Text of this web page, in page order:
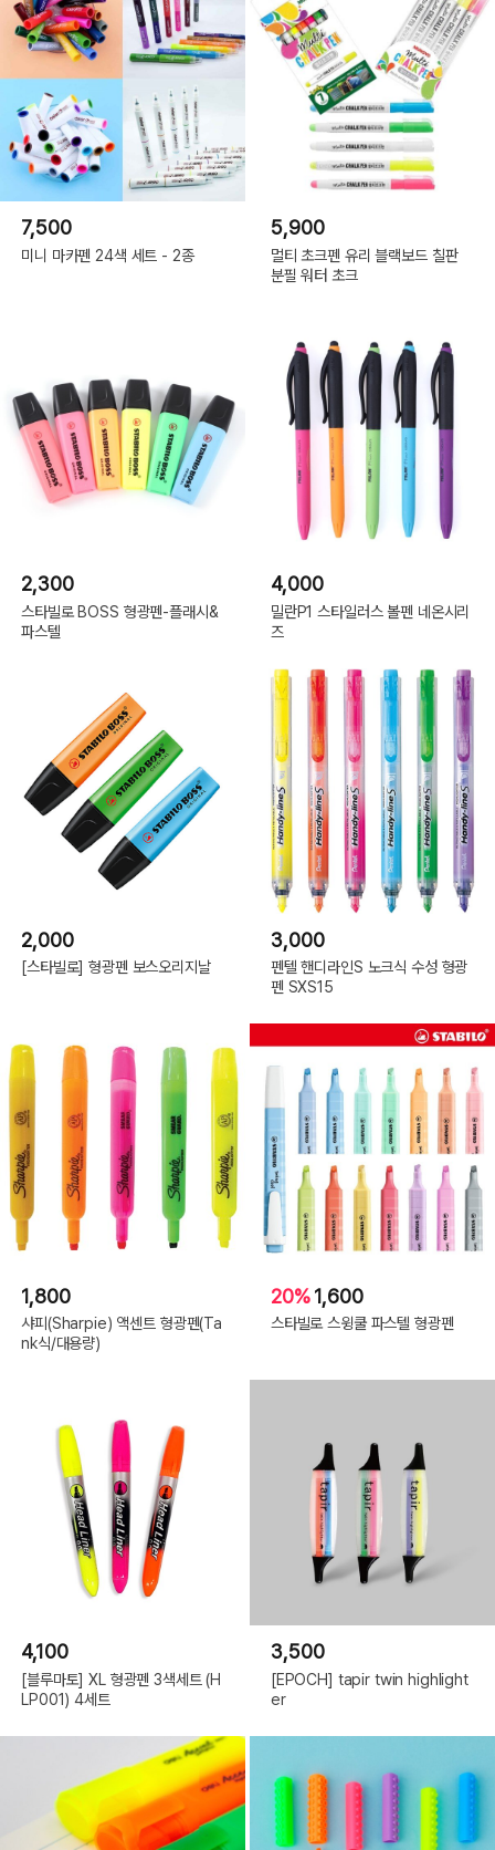
7,500
미니 마카펜 24색 세트 - 2종
5,900
멀티 초크펜 유리 블랙보드 칠판
분필 워터 초크
2,300
스타빌로 BOSS 형광펜-플래시&
파스텔
4,000
밀란P1 스타일러스 볼펜 네온시리
즈
2,000
[스타빌로] 형광펜 보스오리지날
3,000
펜텔 핸디라인S 노크식 수성 형광
펜 SXS15
1,800
샤피(Sharpie) 액센트 형광펜(Ta
nk식/대용량)
20%1,600
스타빌로 스윙쿨 파스텔 형광펜
4,100
[블루마토] XL 형광펜 3색세트 (H
LP001) 4세트
3,500
[EPOCH] tapir twin highlight
er